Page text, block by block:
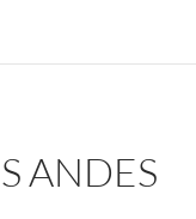
ANDES